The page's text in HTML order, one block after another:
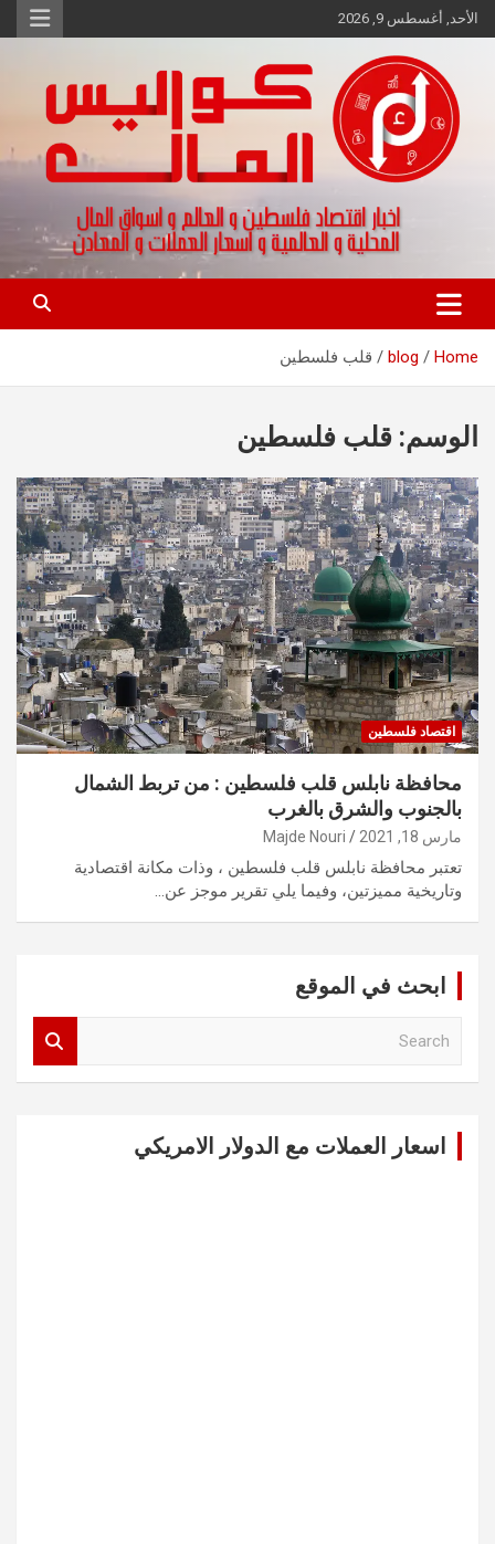
Skip
to
الأحد, أغسطس 9, 2026
كواليس المال
اخبار اقتصاد فلسطين و العالم و تقارير اسواق المال و العملات
Home
blog قلب فلسطين
الوسم: قلب فلسطين
اقتصاد فلسطين
محافظة نابلس قلب فلسطين : من تربط الشمال
بالجنوب والشرق بالغرب
مارس 18, 2021 Majde Nouri
تعتبر محافظة نابلس قلب فلسطين ، وذات مكانة اقتصادية
وتاريخية مميزتين، وفيما يلي تقرير موجز عن…
ابحث في الموقع
اسعار العملات مع الدولار الامريكي